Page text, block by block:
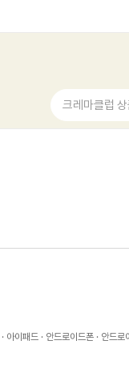
크레마클럽
아이패드 안드로이드폰
안드로